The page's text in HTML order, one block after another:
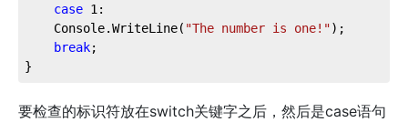
case 1 :
    Console.WriteLine(
"The number is one!");
break;
}
要检查的标识符放在switch关键字之后，然后是case语句